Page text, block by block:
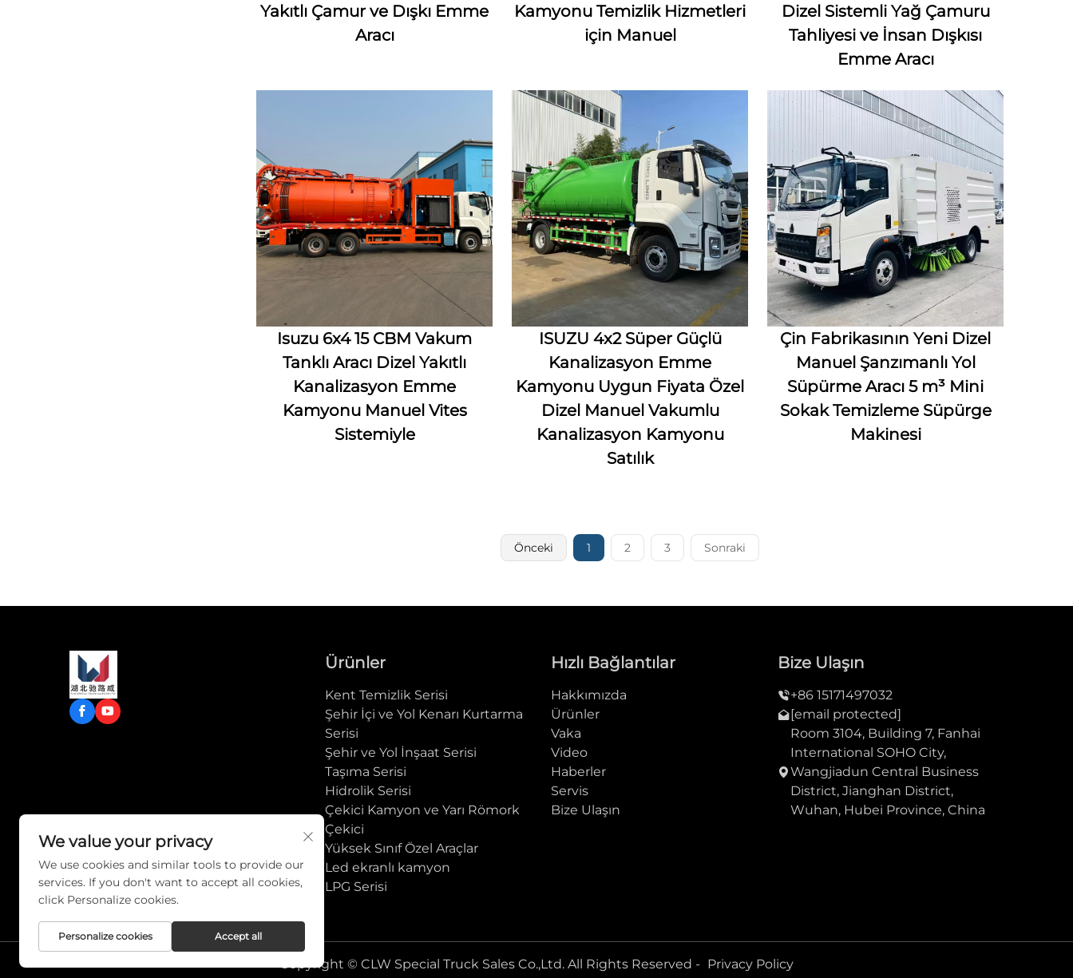
Yakıtlı Çamur ve Dışkı Emme
Aracı
Kamyonu Temizlik Hizmetleri
için Manuel
Dizel Sistemli Yağ Çamuru
Tahliyesi ve İnsan Dışkısı
Emme Aracı
Isuzu 6x4 15 CBM Vakum
Tanklı Aracı Dizel Yakıtlı
Kanalizasyon Emme
Kamyonu Manuel Vites
Sistemiyle
ISUZU 4x2 Süper Güçlü
Kanalizasyon Emme
Kamyonu Uygun Fiyata Özel
Dizel Manuel Vakumlu
Kanalizasyon Kamyonu
Satılık
Çin Fabrikasının Yeni Dizel
Manuel Şanzımanlı Yol
Süpürme Aracı 5 m³ Mini
Sokak Temizleme Süpürge
Makinesi
Önceki 1 2 3 Sonraki
Ürünler
Kent Temizlik Serisi
Şehir İçi ve Yol Kenarı Kurtarma
Serisi
Şehir ve Yol İnşaat Serisi
Taşıma Serisi
Hidrolik Serisi
Çekici Kamyon ve Yarı Römork
Çekici
Yüksek Sınıf Özel Araçlar
Led ekranlı kamyon
LPG Serisi
Hızlı Bağlantılar
Hakkımızda
Ürünler
Vaka
Video
Haberler
Servis
Bize Ulaşın
Bize Ulaşın
+86 15171497032
[email protected]
Room 3104, Building 7, Fanhai
International SOHO City,
Wangjiadun Central Business
District, Jianghan District,
Wuhan, Hubei Province, China
Copyright © CLW Special Truck Sales Co.,Ltd. All Rights Reserved - Privacy Policy
We value your privacy
We use cookies and similar tools to provide our
services. If you don't want to accept all cookies,
click Personalize cookies.
Personalize cookies Accept all